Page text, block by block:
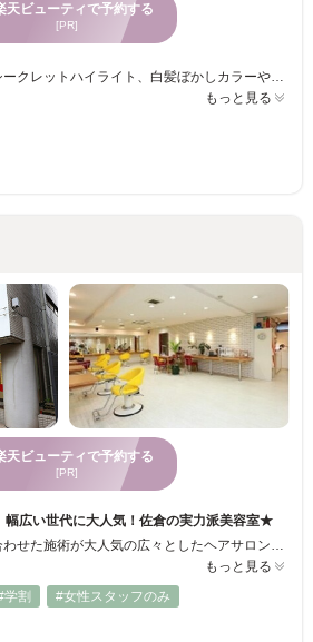
天ビューティで予約する
[PR]
当店はカラーデザイン、シークレットハイライト、白髪ぼかしカラーや髪質改善とヘアケア中心のお客様が多数ご来店されています。一人一人に真摯に向き合い、髪を素敵にするだけでなく日々の疲れを癒し、元気になれる場所、心の拠り所になれるようにと。皆様の後押しが出来るサロンになればと心掛けております。是非一度ご利用お待ちしております。【当日のご予約も承ります】
もっと見る
天ビューティで予約する
[PR]
幅広い世代に大人気！佐倉の実力派美容室★
もっと見る
学割
#女性スタッフのみ